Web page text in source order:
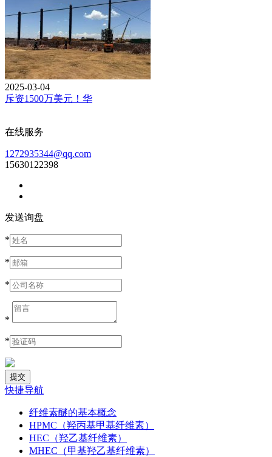
2025-03-04
斥资1500万美元！华
在线服务
1272935344@qq.com
15630122398
发送询盘
*
*
*
*
*
快捷导航
纤维素醚的基本概念
HPMC（羟丙基甲基纤维素）
HEC（羟乙基纤维素）
MHEC（甲基羟乙基纤维素）